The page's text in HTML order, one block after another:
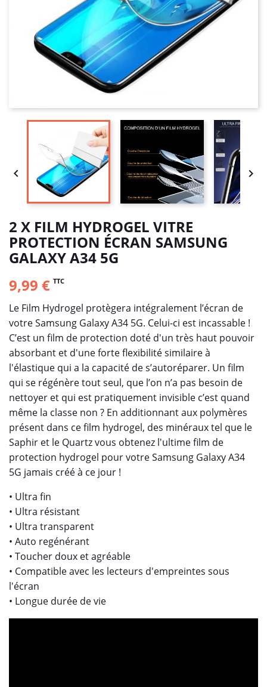
 
2 X FILM HYDROGEL VITRE
PROTECTION ÉCRAN SAMSUNG
GALAXY A34 5G
9,99 € TTC
Le Film Hydrogel protègera intégralement l’écran de
votre Samsung Galaxy A34 5G. Celui-ci est incassable !
C’est un film de protection doté d'un très haut pouvoir
absorbant et d'une forte flexibilité similaire à
l'élastique qui a la capacité de s’autoréparer. Un film
qui se régénère tout seul, que l’on n’a pas besoin de
nettoyer et qui est pratiquement invisible c’est quand
même la classe non ? En additionnant aux polymères
présent dans ce film hydrogel, des minéraux tel que le
Saphir et le Quartz vous obtenez l'ultime film de
protection hydrogel pour votre Samsung Galaxy A34
5G jamais créé à ce jour !
• Ultra fin
• Ultra résistant
• Ultra transparent
• Auto regénérant
• Toucher doux et agréable
• Compatible avec les lecteurs d'empreintes sous
l'écran
• Longue durée de vie